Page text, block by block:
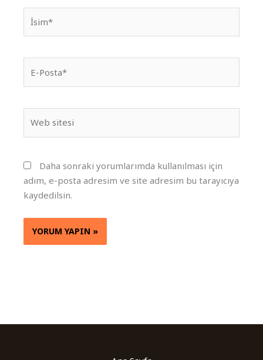
Posta*
sitesi
Daha sonraki yorumlarımda kullanılması için
adım, e-posta adresim ve site adresim bu tarayıcıya
kaydedilsin.